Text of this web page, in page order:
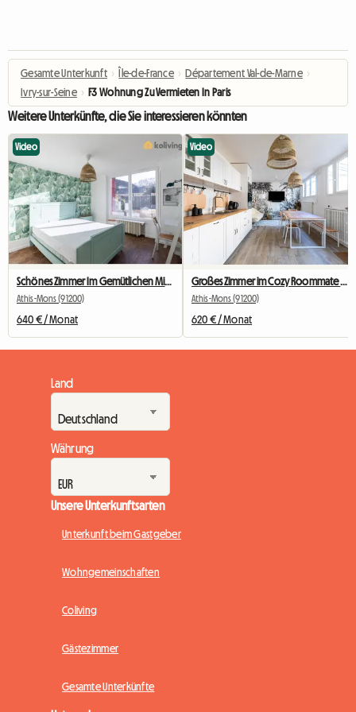
Gesamte Unterkunft › Île-de-France › Département Val-de-Marne ›
Ivry-sur-Seine › F3 Wohnung Zu Vermieten In Paris
Weitere Unterkünfte, die Sie interessieren könnten
Video
Schönes Zimmer Im Gemütlichen Mitbewohner Nr. 2
Athis-Mons (91200)
640 € / Monat
Video
Athis-Mons (91200)
620 € / Monat
Land
Währung
Unsere Unterkunftsarten
Unterkunft beim Gastgeber
Wohngemeinschaften
Coliving
Gästezimmer
Gesamte Unterkünfte